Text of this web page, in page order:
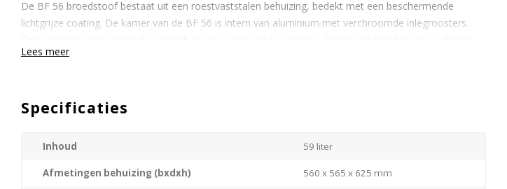
De BF 56 broedstoof bestaat uit een roestvaststalen behuizing, bedekt met een beschermende
lichtgrijze coating. De kamer van de BF 56 is intern van aluminium met verchroomde inlegroosters.
over een desinfectie-routine op 100 °C. Ook is er een extra ESG veiligheids-glasdeur in geplaatst om
perfect voor een veilige, stabiele incubatie voor organismen of hitte gevoelige media.
Zeer goede temperatuurprecisie in tijd en ruimte
Lees meer
Specificaties
Inhoud 59 liter
Afmetingen behuizing (bxdxh) 560 x 565 x 625 mm